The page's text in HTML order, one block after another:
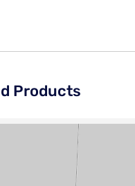
Products